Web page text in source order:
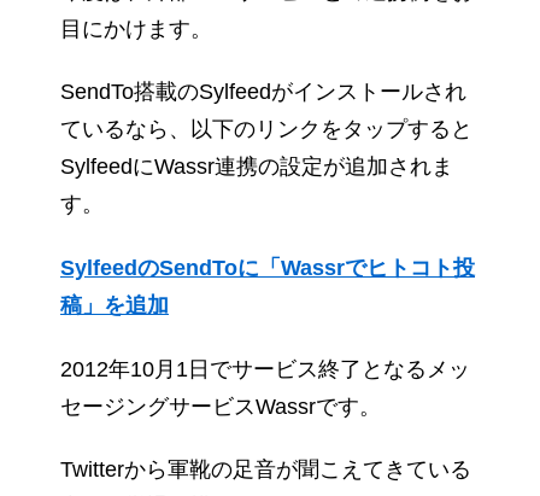
目にかけます。
SendTo搭載のSylfeedがインストールされ
ているなら、以下のリンクをタップすると
SylfeedにWassr連携の設定が追加されま
す。
SylfeedのSendToに「Wassrでヒトコト投
稿」を追加
2012年10月1日でサービス終了となるメッ
セージングサービスWassrです。
Twitterから軍靴の足音が聞こえてきている